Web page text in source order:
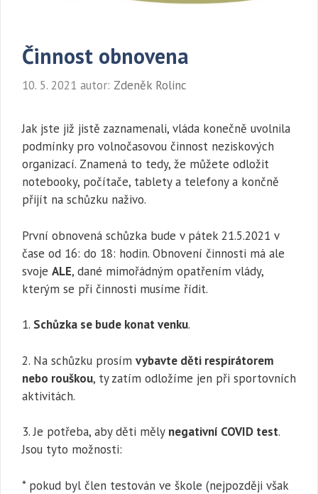
Činnost obnovena
10. 5. 2021 autor: Zdeněk Rolinc
Jak jste již jistě zaznamenali, vláda konečně uvolnila
podmínky pro volnočasovou činnost neziskových
organizací. Znamená to tedy, že můžete odložit
notebooky, počítače, tablety a telefony a končně
přijít na schůzku naživo.
První obnovená schůzka bude v pátek 21.5.2021 v
čase od 16: do 18: hodin. Obnovení činnosti má ale
svoje ALE, dané mimořádným opatřením vlády,
kterým se při činnosti musíme řídit.
1. Schůzka se bude konat venku.
2. Na schůzku prosím vybavte děti respirátorem
nebo rouškou, ty zatím odložíme jen při sportovních
aktivitách.
3. Je potřeba, aby děti měly negativní COVID test.
Jsou tyto možnosti:
* pokud byl člen testován ve škole (nejpozději však